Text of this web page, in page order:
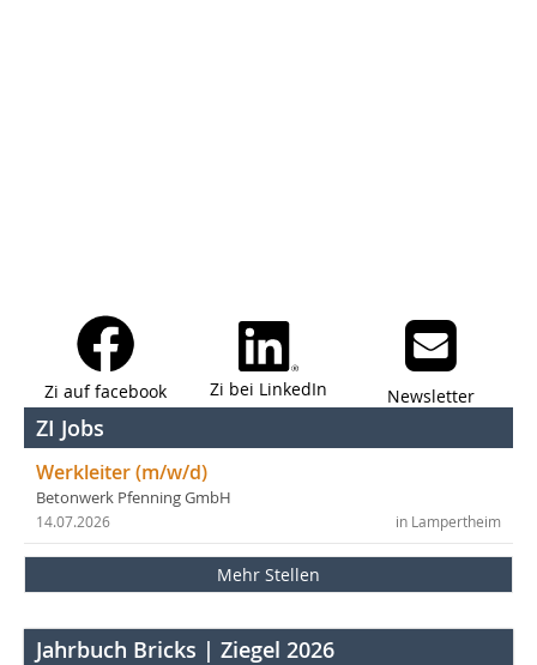
Zi auf facebook Zi bei LinkedIn Newsletter
ZI Jobs
Werkleiter (m/w/d)
Betonwerk Pfenning GmbH
in Lampertheim
14.07.2026
Mehr Stellen
Jahrbuch Bricks | Ziegel 2026